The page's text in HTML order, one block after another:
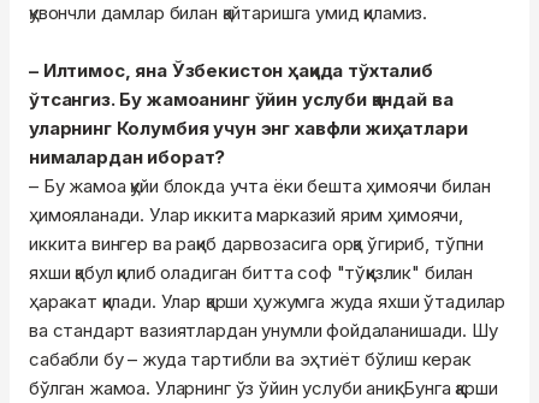
қувончли дамлар билан қайтаришга умид қиламиз.
– Илтимос, яна Ўзбекистон ҳақида тўхталиб
ўтсангиз. Бу жамоанинг ўйин услуби қандай ва
уларнинг Колумбия учун энг хавфли жиҳатлари
нималардан иборат?
– Бу жамоа қуйи блокда учта ёки бешта ҳимоячи билан
ҳимояланади. Улар иккита марказий ярим ҳимоячи,
иккита вингер ва рақиб дарвозасига орқа ўгириб, тўпни
яхши қабул қилиб оладиган битта соф "тўққизлик" билан
ҳаракат қилади. Улар қарши ҳужумга жуда яхши ўтадилар
ва стандарт вазиятлардан унумли фойдаланишади. Шу
сабабли бу – жуда тартибли ва эҳтиёт бўлиш керак
бўлган жамоа. Уларнинг ўз ўйин услуби аниқ. Бунга қарши